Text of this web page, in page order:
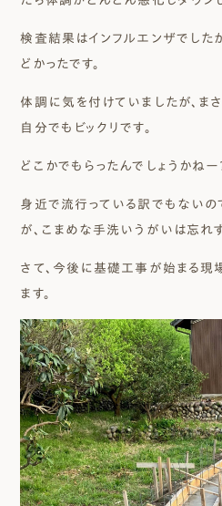
ファーストプランを試す
検査結果はインフルエンザでした
どかったです。
体調に気を付けていましたが、ま
自分でもビックリです。
どこかでもらったんでしょうかねー
身近で流行っている訳でもない
が、こまめな手洗いうがいは忘れ
さて、今後に基礎工事が始まる現
ます。